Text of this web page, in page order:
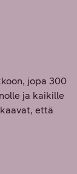
jopa 300
ja kaikille
että